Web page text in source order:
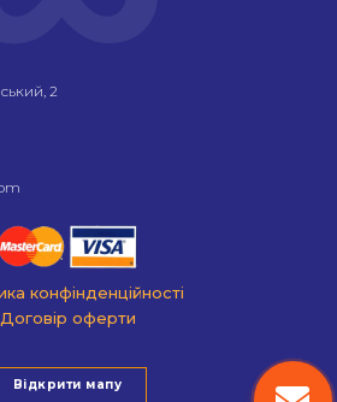
2
конфінденційності
Договір оферти
Відкрити мапу